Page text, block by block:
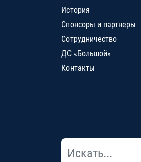
История
Спонсоры и партнеры
Сотрудничество
ДС «Большой»
Контакты